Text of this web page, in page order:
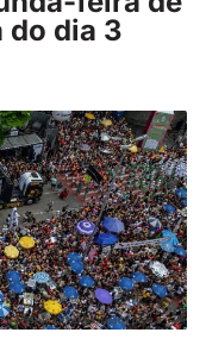
do dia 3
trazer a energia baiana para a